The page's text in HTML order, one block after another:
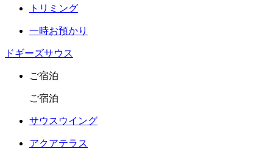
トリミング
一時お預かり
ドギーズサウス
ご宿泊
ご宿泊
サウスウイング
アクアテラス